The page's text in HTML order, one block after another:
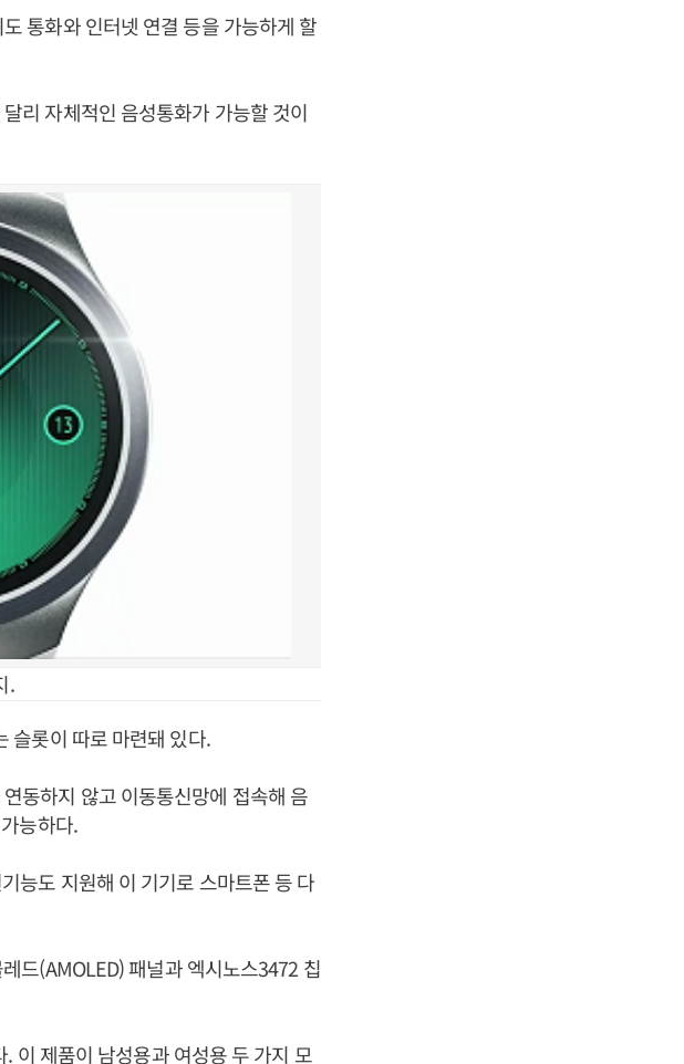
통화와 인터넷 연결 등을 가능하게 할
리 자체적인 음성통화가 가능할 것이
.
슬롯이 따로 마련돼 있다.
동하지 않고 이동통신망에 접속해 음
능하다.
능도 지원해 이 기기로 스마트폰 등 다
드(AMOLED) 패널과 엑시노스3472 칩
이 제품이 남성용과 여성용 두 가지 모